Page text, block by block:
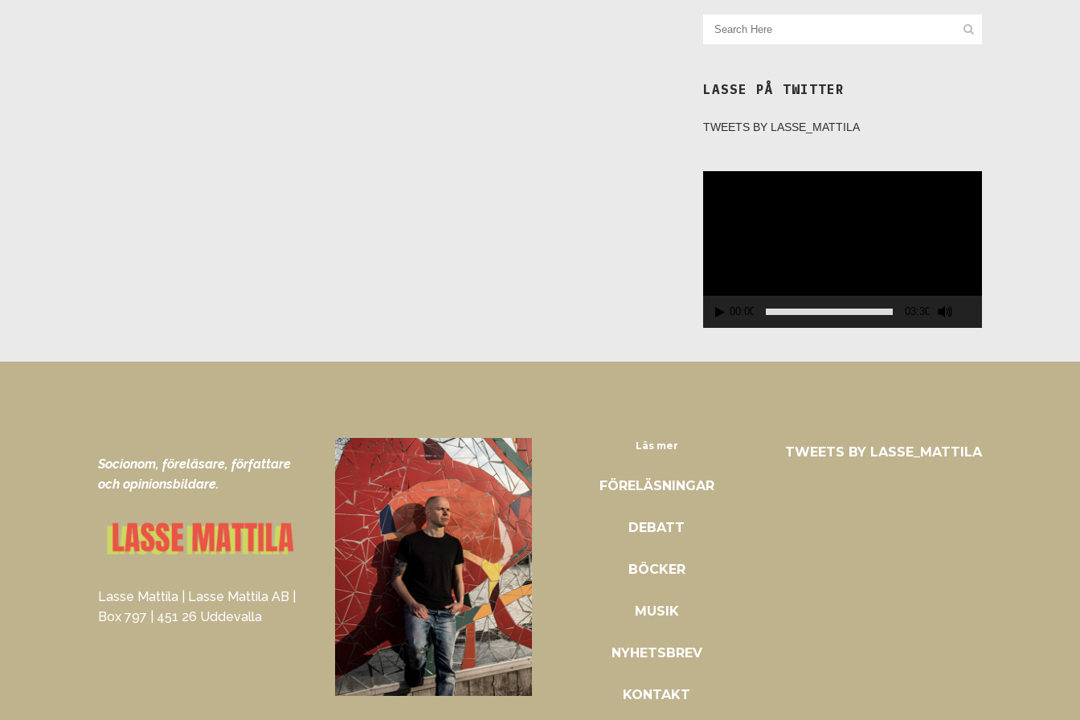
LASSE PÅ TWITTER
TWEETS BY LASSE_MATTILA
00:00 03:30
Socionom, föreläsare, författare
och opinionsbildare.
Lasse Mattila | Lasse Mattila AB |
Box 797 | 451 26 Uddevalla
Läs mer
FÖRELÄSNINGAR
DEBATT
BÖCKER
MUSIK
NYHETSBREV
KONTAKT
TWEETS BY LASSE_MATTILA